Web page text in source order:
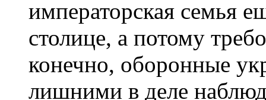
императорская семья
столице, а потому
конечно, оборонные
лишними в деле